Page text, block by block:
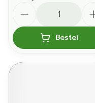
Bestel